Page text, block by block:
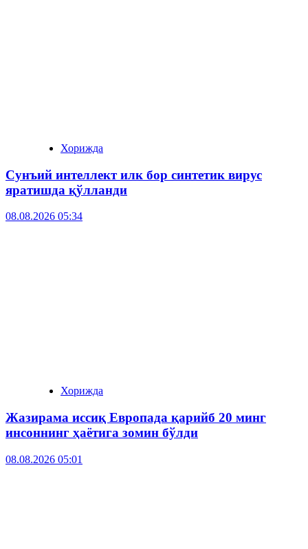
Хорижда
Сунъий интеллект илк бор синтетик вирус
яратишда қўлланди
08.08.2026 05:34
Хорижда
Жазирама иссиқ Европада қарийб 20 минг
инсоннинг ҳаётига зомин бўлди
08.08.2026 05:01